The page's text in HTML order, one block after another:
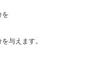
を
与えます。